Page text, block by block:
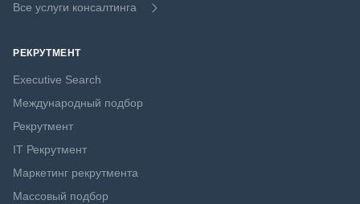
Все услуги консалтинга
РЕКРУТМЕНТ
Executive Search
Международный подбор
Рекрутмент
IT Рекрутмент
Маркетинг рекрутмента
Массовый подбор